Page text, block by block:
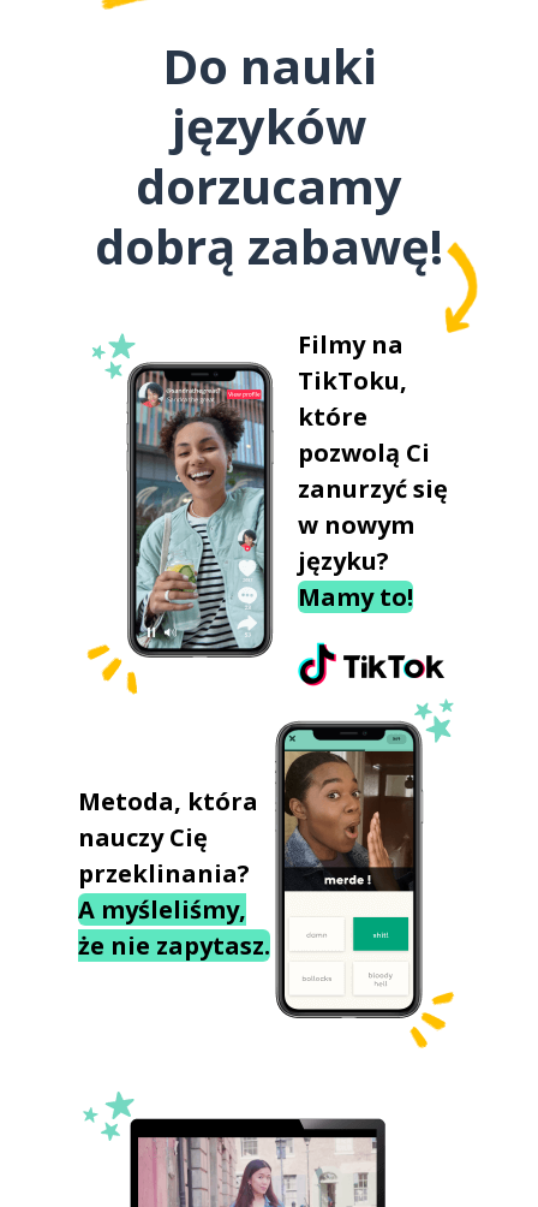
Do nauki
języków
dorzucamy
dobrą zabawę!
Filmy na
TikToku,
które
pozwolą Ci
zanurzyć się
w nowym
języku?
Mamy to!
Metoda, która
nauczy Cię
przeklinania?
A myśleliśmy,
że nie zapytasz.